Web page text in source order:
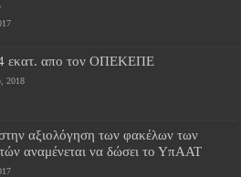
εκατ. απο τον ΟΠΕΚΕΠΕ
2018
αξιολόγηση των φακέλων των
αναμένεται να δώσει το ΥπΑΑΤ